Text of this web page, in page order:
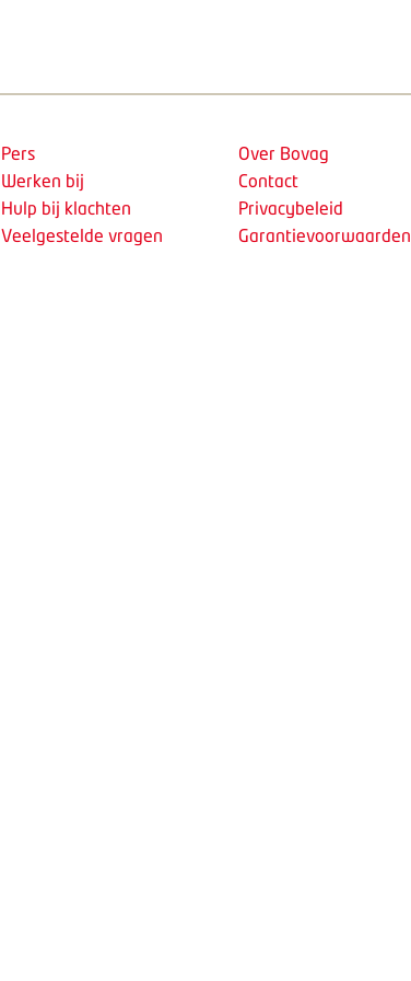
Pers
Werken bij
Hulp bij klachten
Veelgestelde vragen
Over Bovag
Contact
Privacybeleid
Garantievoorwaarden